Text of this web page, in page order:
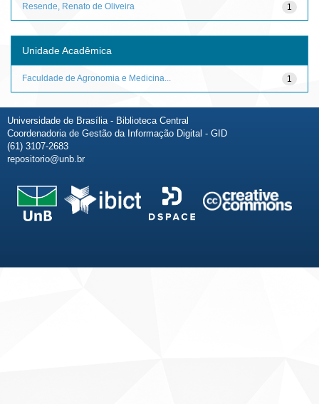
1
Resende, Renato de Oliveira
Unidade Acadêmica
1
Faculdade de Agronomia e Medicina...
Universidade de Brasília - Biblioteca Central
Coordenadoria de Gestão da Informação Digital - GID
(61) 3107-2683
repositorio@unb.br